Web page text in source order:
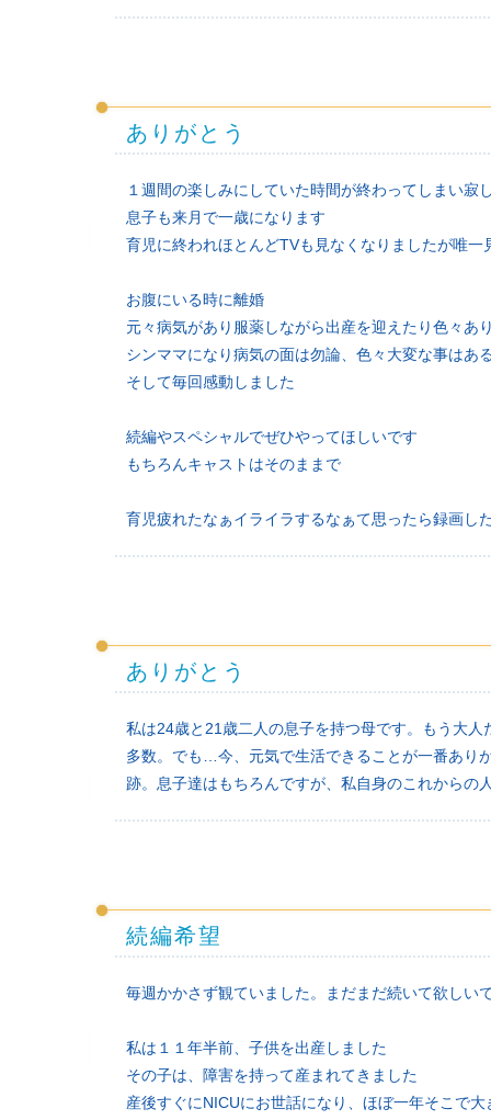
ありがとう
１週間の楽しみにしていた時間が終わってしまい寂
息子も来月で一歳になります
育児に終われほとんどTVも見なくなりましたが唯一
お腹にいる時に離婚
元々病気があり服薬しながら出産を迎えたり色々あ
シンママになり病気の面は勿論、色々大変な事はあ
そして毎回感動しました
続編やスペシャルでぜひやってほしいです
もちろんキャストはそのままで
育児疲れたなぁイライラするなぁて思ったら録画し
ありがとう
私は24歳と21歳二人の息子を持つ母です。もう大
多数。でも…今、元気で生活できることが一番あり
跡。息子達はもちろんですが、私自身のこれからの
続編希望
毎週かかさず観ていました。まだまだ続いて欲しい
私は１１年半前、子供を出産しました
その子は、障害を持って産まれてきました
産後すぐにNICUにお世話になり、ほぼ一年そこで